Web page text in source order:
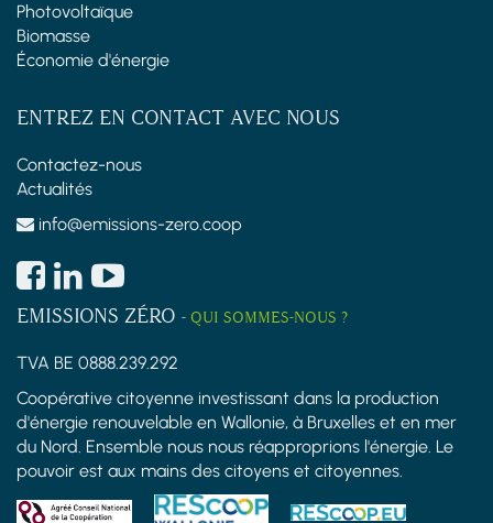
Photovoltaïque
Biomasse
Économie d'énergie
ENTREZ EN CONTACT AVEC NOUS
Contactez-nous
Actualités
info@emissions-zero.coop
EMISSIONS ZÉRO - QUI SOMMES-NOUS ?
TVA BE 0888.239.292
Coopérative citoyenne investissant dans la production
d'énergie renouvelable en Wallonie, à Bruxelles et en mer
du Nord. Ensemble nous nous réapproprions l'énergie. Le
pouvoir est aux mains des citoyens et citoyennes.